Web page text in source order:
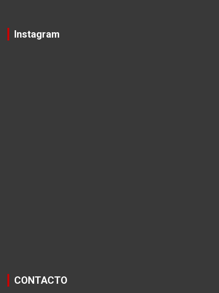
Instagram
CONTACTO